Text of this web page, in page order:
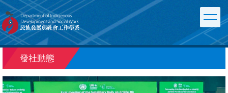
跳
到
主
要
內
區
發社動態